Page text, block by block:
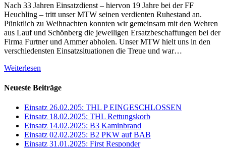
Nach 33 Jahren Einsatzdienst – hiervon 19 Jahre bei der FF
Heuchling – tritt unser MTW seinen verdienten Ruhestand an.
Pünktlich zu Weihnachten konnten wir gemeinsam mit den Wehren
aus Lauf und Schönberg die jeweiligen Ersatzbeschaffungen bei der
Firma Furtner und Ammer abholen. Unser MTW hielt uns in den
verschiedensten Einsatzsituationen die Treue und war…
Weiterlesen
Neueste Beiträge
Einsatz 26.02.205: THL P EINGESCHLOSSEN
Einsatz 18.02.2025: THL Rettungskorb
Einsatz 14.02.2025: B3 Kaminbrand
Einsatz 02.02.2025: B2 PKW auf BAB
Einsatz 31.01.2025: First Responder